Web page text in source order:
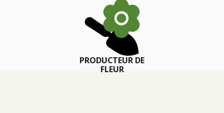
PRODUCTEUR DE
FLEUR